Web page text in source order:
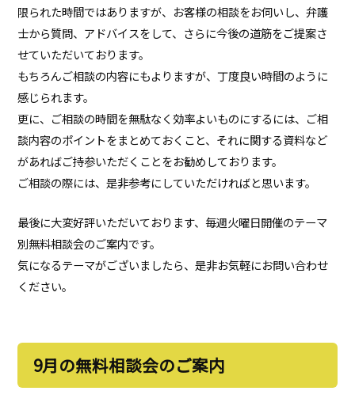
限られた時間ではありますが、お客様の相談をお伺いし、弁護
士から質問、アドバイスをして、さらに今後の道筋をご提案さ
せていただいております。
もちろんご相談の内容にもよりますが、丁度良い時間のように
感じられます。
更に、ご相談の時間を無駄なく効率よいものにするには、ご相
談内容のポイントをまとめておくこと、それに関する資料など
があればご持参いただくことをお勧めしております。
ご相談の際には、是非参考にしていただければと思います。
最後に大変好評いただいております、毎週火曜日開催のテーマ
別無料相談会のご案内です。
気になるテーマがございましたら、是非お気軽にお問い合わせ
ください。
9月の無料相談会のご案内